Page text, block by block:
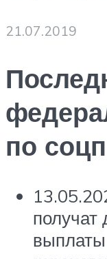
21.07.2019
по
получат